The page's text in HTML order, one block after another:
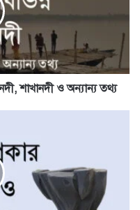
শাখানদী ও অন্যান্য তথ্য